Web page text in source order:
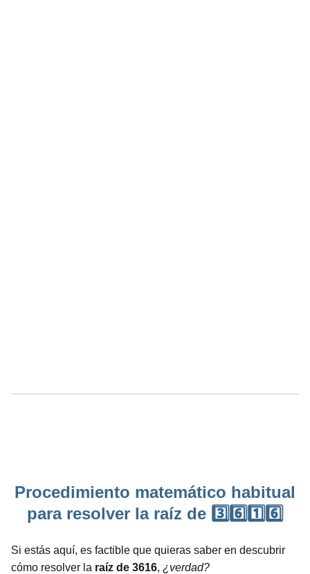
Procedimiento matemático habitual
para resolver la raíz de 3️⃣6️⃣1️⃣6️⃣
Si estás aquí, es factible que quieras saber en descubrir
cómo resolver la raíz de 3616, ¿verdad?